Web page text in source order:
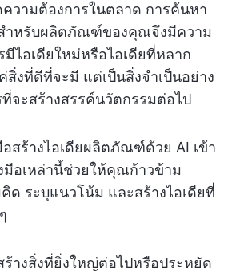
ความต้องการในตลาด การค้นหา
ำหรับผลิตภัณฑ์ของคุณจึงมีความ
ไอเดียใหม่หรือไอเดียที่หลาก
สิ่งที่ดีที่จะมี แต่เป็นสิ่งจำเป็นอย่าง
จะสร้างสรรค์นวัตกรรมต่อไป
สร้างไอเดียผลิตภัณฑ์ด้วย AI เข้า
มือเหล่านี้ช่วยให้คุณก้าวข้าม
ด ระบุแนวโน้ม และสร้างไอเดียที่
างสิ่งที่ยิ่งใหญ่ต่อไปหรือประหยัด